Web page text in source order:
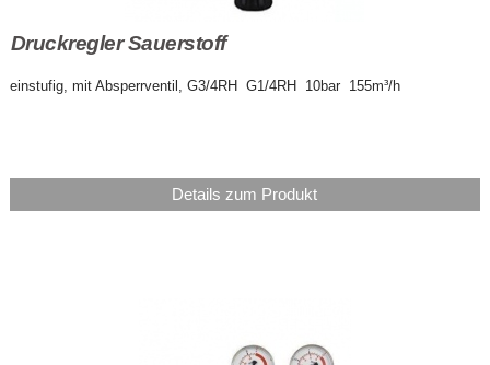
Druckregler Sauerstoff
einstufig, mit Absperrventil, G3/4RH G1/4RH 10bar 155m³/h
Details zum Produkt